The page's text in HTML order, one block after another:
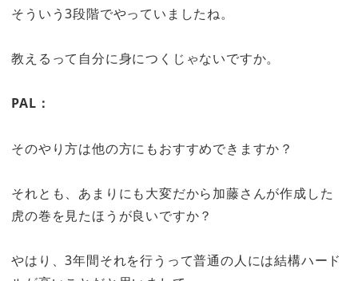
そういう3段階でやっていましたね。
教えるって自分に身につくじゃないですか。
PAL：
そのやり方は他の方にもおすすめできますか？
それとも、あまりにも大変だから加藤さんが作成した
虎の巻を見たほうが良いですか？
やはり、3年間それを行うって普通の人には結構ハード